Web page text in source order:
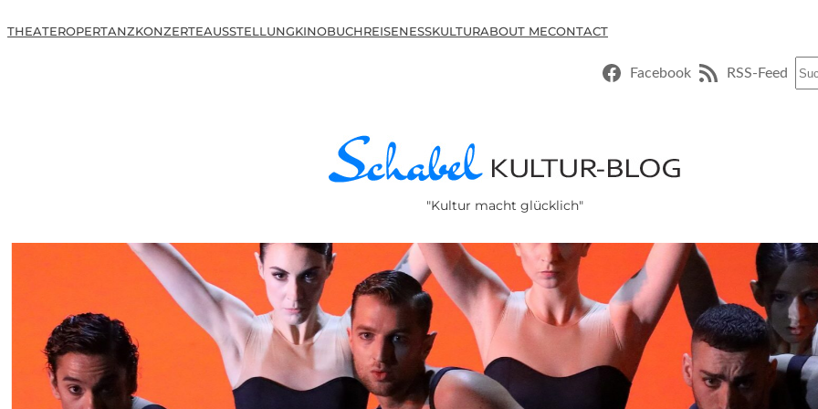
THEATEROPERTANZKONZERTEAUSSTELLUNGKINOBUCHREISENESSKULTURABOUT MECONTACT
Facebook RSS-Feed
"Kultur macht glücklich"